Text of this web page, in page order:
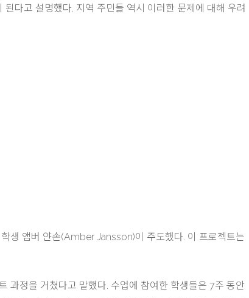
다고 설명했다. 지역 주민들 역시 이러한 문제에 대해 우려
생 앰버 얀손(Amber Jansson)이 주도했다. 이 프로젝트는
과정을 거쳤다고 말했다. 수업에 참여한 학생들은 7주 동안